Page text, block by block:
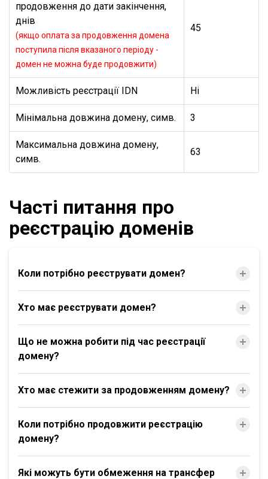
продовження до дати закінчення,
днів
(якщо оплата за продовження домена
поступила після вказаного періоду -
домен не можна буде продовжити)
45
Можливість реєстрації IDN Ні
Мінімальна довжина домену, симв. 3
Максимальна довжина домену,
симв.
63
Часті питання про
реєстрацію доменів
Коли потрібно реєструвати домен?
Хто має реєструвати домен?
Що не можна робити під час реєстрації
домену?
Хто має стежити за продовженням домену?
Коли потрібно продовжити реєстрацію
домену?
Які можуть бути обмеження на трансфер